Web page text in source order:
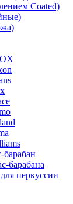
Coated)
барабан
барабана
перкуссии